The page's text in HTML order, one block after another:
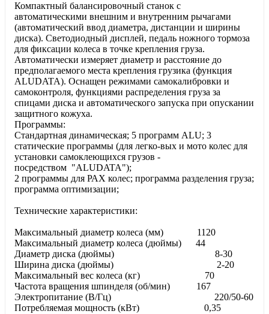
Компактный балансировочный станок с
автоматическими внешним и внутренним рычагами
(автоматический ввод диаметра, дистанции и ширины
диска). Светодиодный дисплей, педаль ножного тормоза
для фиксации колеса в точке крепления груза.
Автоматически измеряет диаметр и расстояние до
предполагаемого места крепления грузика (функция
ALUDATA). Оснащен режимами самокалибровки и
самоконтроля, функциями распределения груза за
спицами диска и автоматического запуска при опускании
защитного кожуха.
Программы:
Стандартная динамическая; 5 программ ALU; 3
статические программы (для легко-вых и мото колес для
установки самоклеющихся грузов -
посредством "ALUDATA");
2 программы для РАХ колес; программа разделения груза;
программа оптимизации;
Технические характеристики:
Максимальный диаметр колеса (мм) 1120
Максимальный диаметр колеса (дюймы) 44
Диаметр диска (дюймы) 8-30
Ширина диска (дюймы) 2-20
Максимальный вес колеса (кг) 70
Частота вращения шпинделя (об/мин) 167
Электропитание (В/Гц) 220/50-60
Потребляемая мощность (кВт) 0,35